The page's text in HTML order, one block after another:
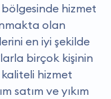
bölgesinde hizmet
olan
en iyi şekilde
birçok kişinin
hizmet
satım ve yıkım